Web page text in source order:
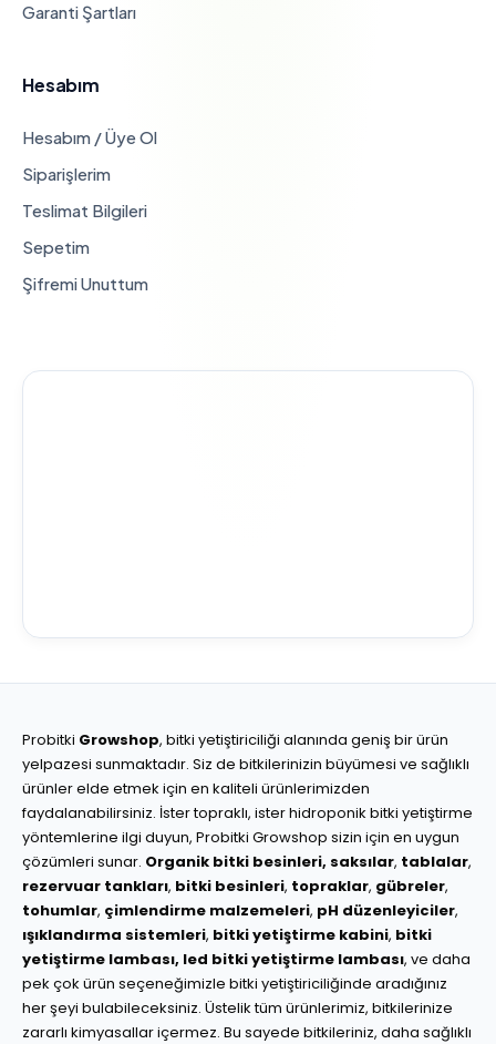
Garanti Şartları
Hesabım
Hesabım / Üye Ol
Siparişlerim
Teslimat Bilgileri
Sepetim
Şifremi Unuttum
Probitki Growshop, bitki yetiştiriciliği alanında geniş bir ürün
yelpazesi sunmaktadır. Siz de bitkilerinizin büyümesi ve sağlıklı
ürünler elde etmek için en kaliteli ürünlerimizden
faydalanabilirsiniz. İster topraklı, ister hidroponik bitki yetiştirme
yöntemlerine ilgi duyun, Probitki Growshop sizin için en uygun
çözümleri sunar. Organik bitki besinleri, saksılar, tablalar,
rezervuar tankları, bitki besinleri, topraklar, gübreler,
tohumlar, çimlendirme malzemeleri, pH düzenleyiciler,
ışıklandırma sistemleri, bitki yetiştirme kabini, bitki
yetiştirme lambası, led bitki yetiştirme lambası, ve daha
pek çok ürün seçeneğimizle bitki yetiştiriciliğinde aradığınız
her şeyi bulabileceksiniz. Üstelik tüm ürünlerimiz, bitkilerinize
zararlı kimyasallar içermez. Bu sayede bitkileriniz, daha sağlıklı